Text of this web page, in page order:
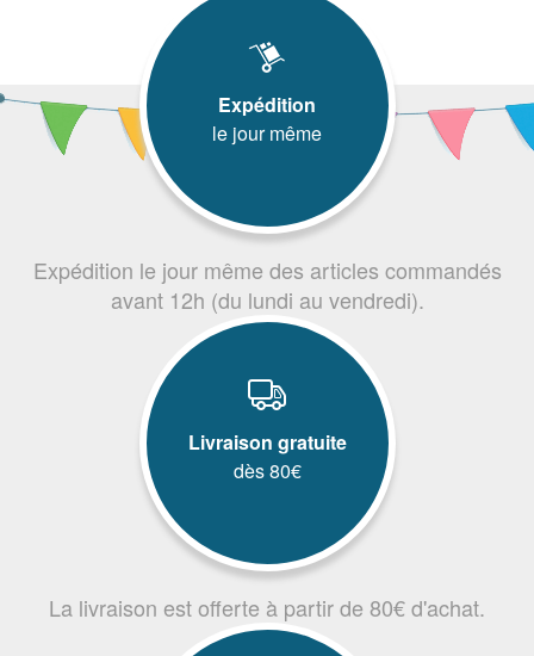
Expédition
le jour même
Expédition le jour même des articles commandés
avant 12h (du lundi au vendredi).
Livraison gratuite
dès 80€
La livraison est offerte à partir de 80€ d'achat.